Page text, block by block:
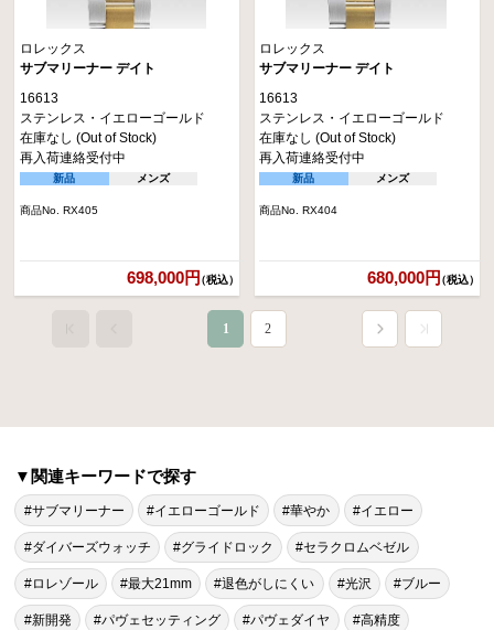
ロレックス
サブマリーナー デイト
16613
ステンレス・イエローゴールド
在庫なし (Out of Stock)
再入荷連絡受付中
新品 メンズ
商品No. RX405
698,000円（税込）
ロレックス
サブマリーナー デイト
16613
ステンレス・イエローゴールド
在庫なし (Out of Stock)
再入荷連絡受付中
新品 メンズ
商品No. RX404
680,000円（税込）
1 2
▼関連キーワードで探す
#サブマリーナー #イエローゴールド #華やか #イエロー
#ダイバーズウォッチ #グライドロック #セラクロムベゼル
#ロレゾール #最大21mm #退色がしにくい #光沢 #ブルー
#新開発 #パヴェセッティング #パヴェダイヤ #高精度